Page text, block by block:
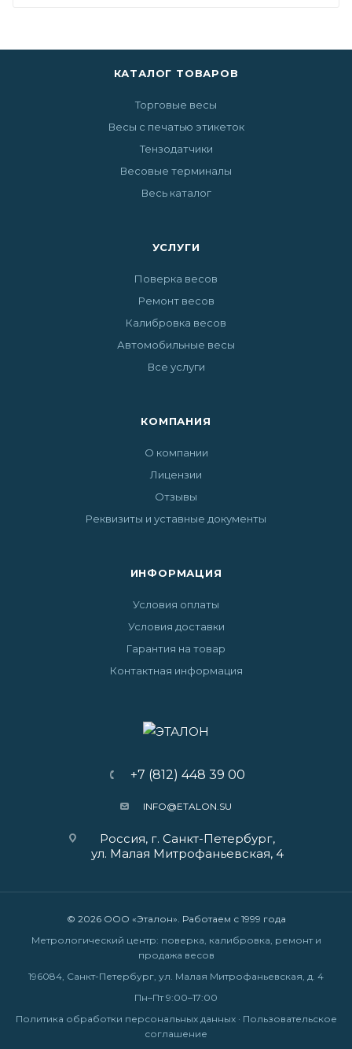
КАТАЛОГ ТОВАРОВ
Торговые весы
Весы с печатью этикеток
Тензодатчики
Весовые терминалы
Весь каталог
УСЛУГИ
Поверка весов
Ремонт весов
Калибровка весов
Автомобильные весы
Все услуги
КОМПАНИЯ
О компании
Лицензии
Отзывы
Реквизиты и уставные документы
ИНФОРМАЦИЯ
Условия оплаты
Условия доставки
Гарантия на товар
Контактная информация
+7 (812) 448 39 00
INFO@ETALON.SU
Россия, г. Санкт-Петербург,
ул. Малая Митрофаньевская, 4
© 2026 ООО «Эталон». Работаем с 1999 года
Метрологический центр: поверка, калибровка, ремонт и
продажа весов
196084, Санкт-Петербург, ул. Малая Митрофаньевская, д. 4
Пн–Пт 9:00–17:00
Политика обработки персональных данных· Пользовательское
соглашение